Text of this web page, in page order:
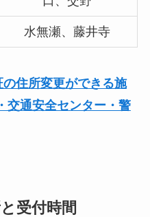
水無瀬、藤井寺
住所変更ができる施
交通安全センター・警
受付時間